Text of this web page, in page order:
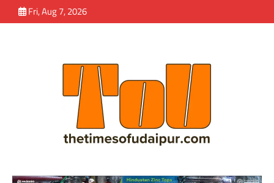
to
Fri, Aug 7, 2026